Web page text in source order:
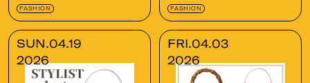
FASHION FASHION
SUN.04.19
2026
FRI.04.03
2026